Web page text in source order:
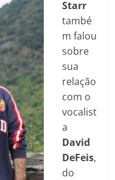
Starr
també
m falou
sobre
sua
relação
com o
vocalist
a
David
DeFeis,
do